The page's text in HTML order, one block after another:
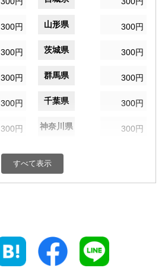
300円 山形県 300円
300円 茨城県 300円
300円 群馬県 300円
300円 千葉県 300円
300円 神奈川県 300円
300円 富山県
300円 三重県
すべて表示